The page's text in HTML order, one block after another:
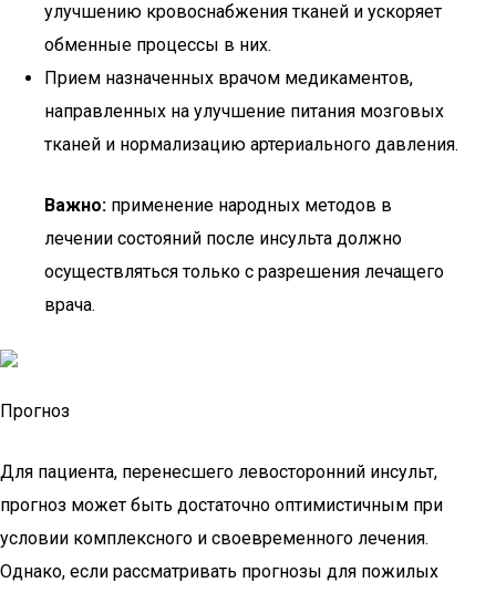
улучшению кровоснабжения тканей и ускоряет
обменные процессы в них.
Прием назначенных врачом медикаментов,
направленных на улучшение питания мозговых
тканей и нормализацию артериального давления.
Важно: применение народных методов в
лечении состояний после инсульта должно
осуществляться только с разрешения лечащего
врача.
Прогноз
Для пациента, перенесшего левосторонний инсульт,
прогноз может быть достаточно оптимистичным при
условии комплексного и своевременного лечения.
Однако, если рассматривать прогнозы для пожилых